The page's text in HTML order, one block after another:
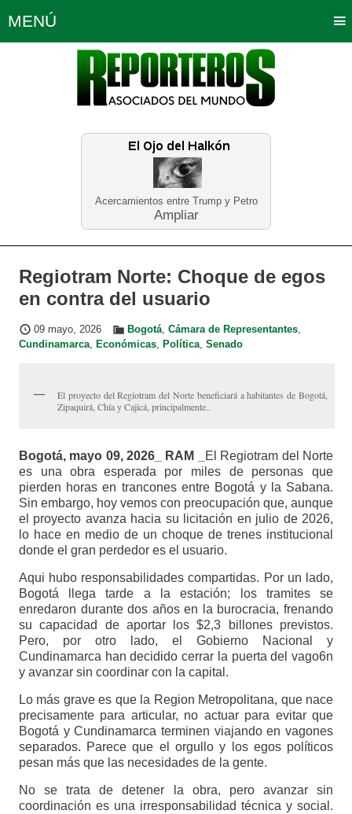
Acercamientos entre Trump y Petro
Ampliar
MENÚ
Política Opinión Bogotá
Planeta Tierra Deportes
Educación Neira
Regiotram Norte: Choque de egos
en contra del usuario
09 mayo, 2026 Bogotá, Cámara de Representantes,
Cundinamarca, Económicas, Política, Senado
El proyecto del Regiotram del Norte beneficiará a habitantes de Bogotá,
Zipaquirá, Chía y Cajicá, principalmente..
Bogotá, mayo 09, 2026_ RAM _
El Regiotram del Norte
es una obra esperada por miles de personas que
pierden horas en trancones entre Bogotá y la Sabana.
Sin embargo, hoy vemos con preocupación que, aunque
el proyecto avanza hacia su licitación en julio de 2026,
lo hace en medio de un choque de trenes institucional
donde el gran perdedor es el usuario.
Aqui hubo responsabilidades compartidas. Por un lado,
Bogotá llega tarde a la estación; los tramites se
enredaron durante dos años en la burocracia, frenando
su capacidad de aportar los $2,3 billones previstos.
Pero, por otro lado, el Gobierno Nacional y
Cundinamarca han decidido cerrar la puerta del vago6n
y avanzar sin coordinar con la capital.
Lo más grave es que la Region Metropolitana, que nace
precisamente para articular, no actuar para evitar que
Bogotá y Cundinamarca terminen viajando en vagones
separados. Parece que el orgullo y los egos políticos
pesan más que las necesidades de la gente.
No se trata de detener la obra, pero avanzar sin
coordinación es una irresponsabilidad técnica y social.